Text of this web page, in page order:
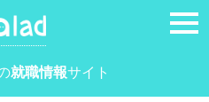
就職情報サイト